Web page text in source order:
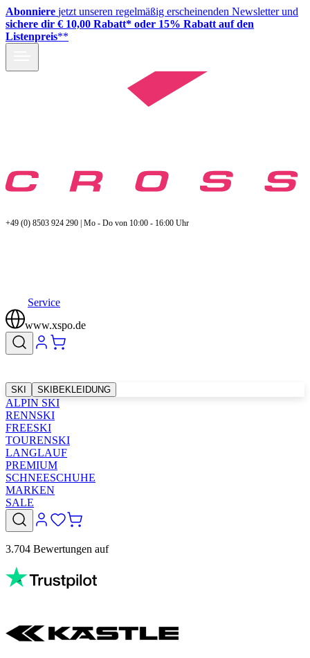
Abonniere jetzt unseren regelmäßig erscheinenden Newsletter und
sichere dir € 10,00 Rabatt* oder 15% Rabatt auf den
Listenpreis**
+49 (0) 8503 924 290 | Mo - Do von 10:00 - 16:00 Uhr
Service
www.xspo.de
SKI SKIBEKLEIDUNG
ALPIN SKI
RENNSKI
FREESKI
TOURENSKI
LANGLAUF
PREMIUM
SCHNEESCHUHE
MARKEN
SALE
3.704 Bewertungen auf